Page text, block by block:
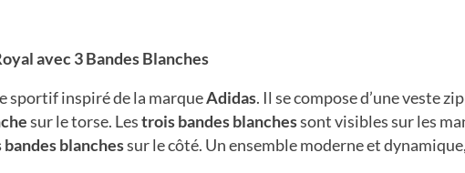
avec 3 Bandes Blanches
sportif inspiré de la marqueAdidas. Il se compose d’une veste
sur le torse. Lestrois bandes blanchessont visibles sur les
blanchessur le côté. Un ensemble moderne et